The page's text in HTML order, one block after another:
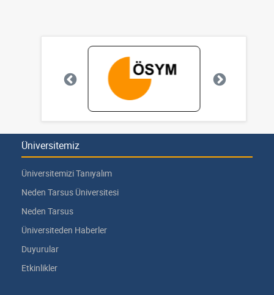
Üniversitemiz
Üniversitemizi Tanıyalım
Neden Tarsus Üniversitesi
Neden Tarsus
Üniversiteden Haberler
Duyurular
Etkinlikler